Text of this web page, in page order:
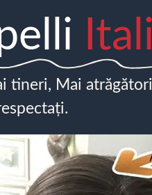
tineri, Mai